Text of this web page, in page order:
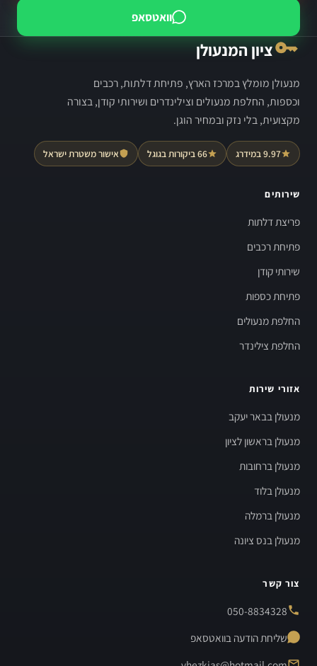
וואטסאפ
ציון המנעולן
מנעולן מומלץ במרכז הארץ, פתיחת דלתות, רכבים
וכספות, החלפת מנעולים וצילינדרים ושירותי קודן, בצורה
מקצועית, בלי נזק ובמחיר הוגן.
9.97 במידרג 66 ביקורות בגוגל אישור משטרת ישראל
שירותים
פריצת דלתות
פתיחת רכבים
שירותי קודן
פתיחת כספות
החלפת מנעולים
החלפת צילינדר
אזורי שירות
מנעולן בבאר יעקב
מנעולן בראשון לציון
מנעולן ברחובות
מנעולן בלוד
מנעולן ברמלה
מנעולן בנס ציונה
צור קשר
050-8834328
שליחת הודעה בוואטסאפ